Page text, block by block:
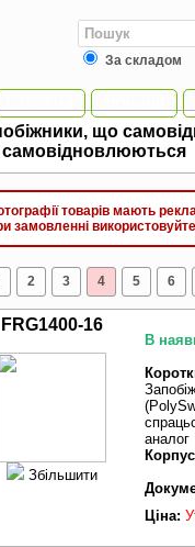
За складом
що
товарів мають
замовленні
2 3 4 5 6
FRG1400-16
Збільшити
В
аналог
Ціна: